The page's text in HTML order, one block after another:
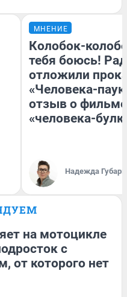
МНЕНИЕ
Колобок-
тебя боюсь!
отложили
«Человека-
отзыв о
«человека-
Надежда Губарь
на мотоцикле
с
от которого нет